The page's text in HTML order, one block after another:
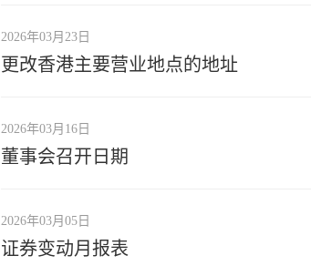
2026年03月23日
更改香港主要营业地点的地址
2026年03月16日
董事会召开日期
2026年03月05日
证券变动月报表